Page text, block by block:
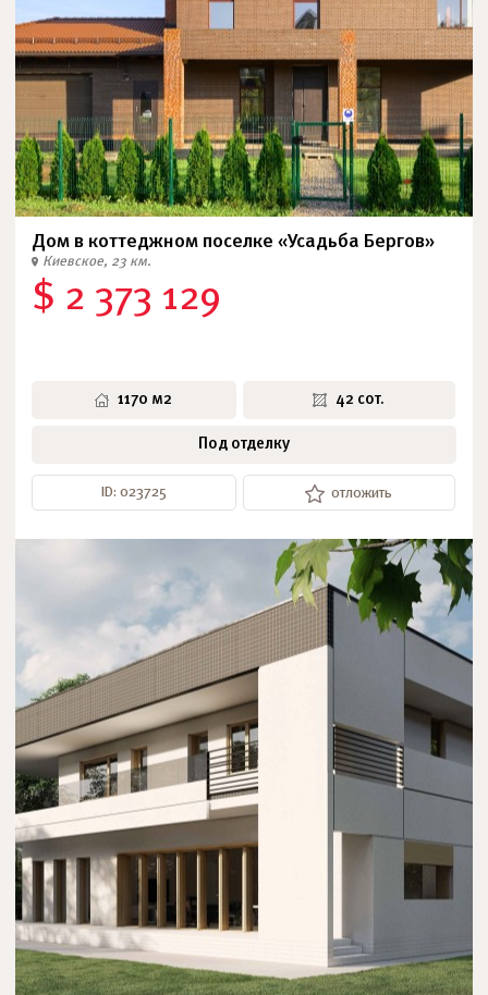
Дом в коттеджном поселке «Усадьба Бергов»
Киевское, 23 км.
$ 2 373 129
1170 м2 42 сот.
Под отделку
ID: 023725 отложить